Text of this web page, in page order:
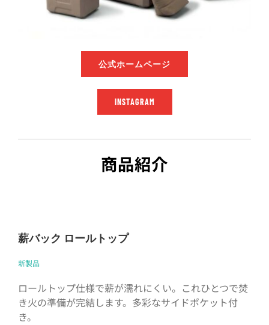
公式ホームページ
INSTAGRAM
商品紹介
薪バック ロールトップ
新製品
ロールトップ仕様で薪が濡れにくい。これひとつで焚
き火の準備が完結します。多彩なサイドポケット付
き。